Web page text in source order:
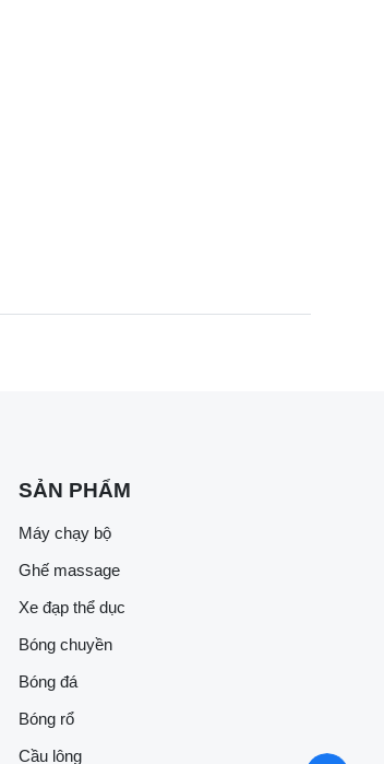
SẢN PHẨM
Máy chạy bộ
Ghế massage
Xe đạp thể dục
Bóng chuyền
Bóng đá
Bóng rổ
Cầu lông